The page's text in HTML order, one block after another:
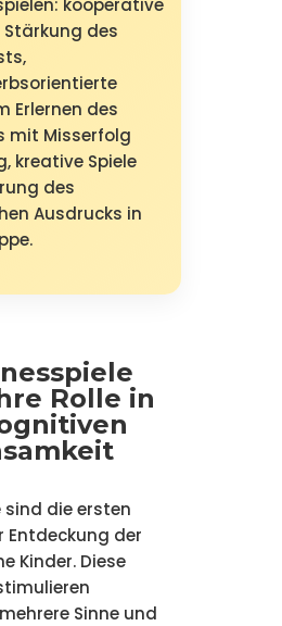
Stärkung des
Erlernen des
mit Misserfolg
kreative Spiele
des
Ausdrucks in
Rolle in
sind die ersten
Entdeckung der
Kinder. Diese
Sinne und